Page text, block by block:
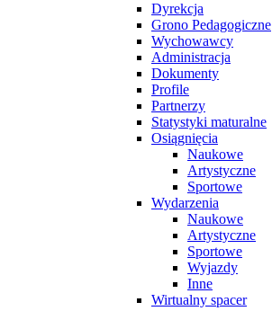
Dyrekcja
Grono Pedagogiczne
Wychowawcy
Administracja
Dokumenty
Profile
Partnerzy
Statystyki maturalne
Osiągnięcia
Naukowe
Artystyczne
Sportowe
Wydarzenia
Naukowe
Artystyczne
Sportowe
Wyjazdy
Inne
Wirtualny spacer